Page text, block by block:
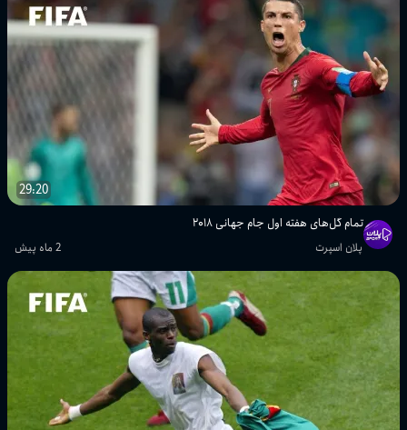
29:20
تمام گل‌های هفته اول جام جهانی ۲۰۱۸
پلان اسپرت 2 ماه پیش